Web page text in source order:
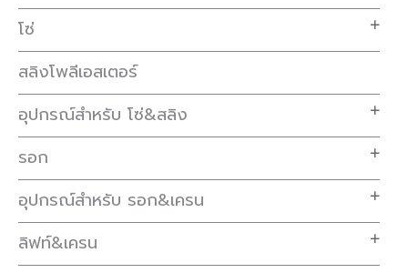
โซ่
สลิงโพลีเอสเตอร์
อุปกรณ์สำหรับ โซ่&สลิง
รอก
อุปกรณ์สำหรับ รอก&เครน
ลิฟท์&เครน